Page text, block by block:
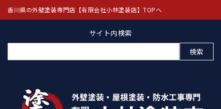
香川県の外壁塗装専門店【有限会社小林塗装店】TOPへ
サイト内検索
索: